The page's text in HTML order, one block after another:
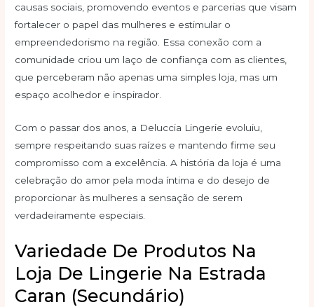
causas sociais, promovendo eventos e parcerias que visam
fortalecer o papel das mulheres e estimular o
empreendedorismo na região. Essa conexão com a
comunidade criou um laço de confiança com as clientes,
que perceberam não apenas uma simples loja, mas um
espaço acolhedor e inspirador.
Com o passar dos anos, a Deluccia Lingerie evoluiu,
sempre respeitando suas raízes e mantendo firme seu
compromisso com a excelência. A história da loja é uma
celebração do amor pela moda íntima e do desejo de
proporcionar às mulheres a sensação de serem
verdadeiramente especiais.
Variedade De Produtos Na
Loja De Lingerie Na Estrada
Caran (secundário)